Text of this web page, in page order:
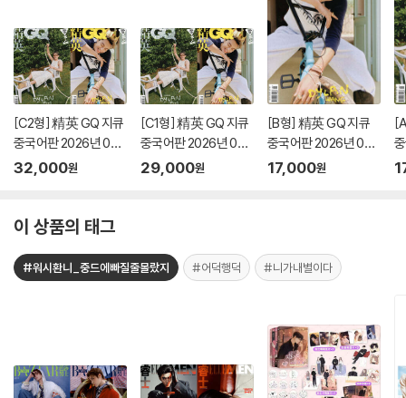
[C2형] 精英 GQ 지큐
중국어판 2026년 05
월호 : 왕학체 (王鹤
장)
32,000원
[C1형] 精英 GQ 지큐
중국어판 2026년 05
월호 : 왕학체 (王鹤
29,000원
[B형] 精英 GQ 지큐
중국어판 2026년 05
월호 : 왕학체 (王鹤
17,000원
이 상품의 태그
#워시환니_중드에빠질줄몰랐지 #어덕행덕 #니가내별이다